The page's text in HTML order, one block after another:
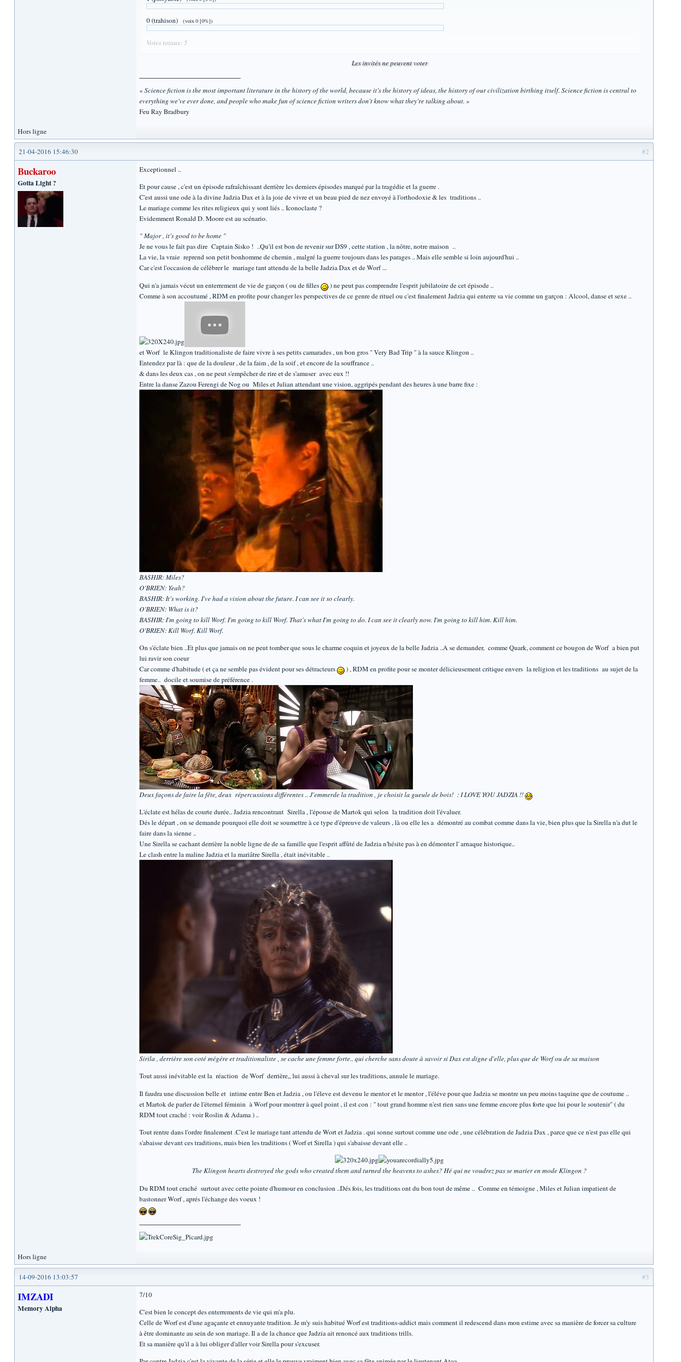
0 (trahison) (voix 0 [0%])
Votes totaux: 5
Les invités ne peuvent voter
« Science fiction is the most important literature in the history of the world, because it's the history of ideas, the history of our civilization birthing itself. Science fiction is central to
everything we've ever done, and people who make fun of science fiction writers don't know what they're talking about. »
Feu Ray Bradbury
Hors ligne
#2
21-04-2016 15:46:30
Buckaroo
Gotta Light ?
Exceptionnel ..
Et pour cause , c'est un épisode rafraîchissant derrière les derniers épisodes marqué par la tragédie et la guerre .
C'est aussi une ode à la divine Jadzia Dax et à la joie de vivre et un beau pied de nez envoyé à l'orthodoxie & les traditions ..
Le mariage comme les rites religieux qui y sont liés .. Iconoclaste ?
Evidemment Ronald D. Moore est au scénario.
" Major , it's good to be home "
Je ne vous le fait pas dire Captain Sisko ! ..Qu'il est bon de revenir sur DS9 , cette station , la nôtre, notre maison ..
La vie, la vraie reprend son petit bonhomme de chemin , malgré la guerre toujours dans les parages .. Mais elle semble si loin aujourd'hui ..
Car c'est l'occasion de célèbrer le mariage tant attendu de la belle Jadzia Dax et de Worf ...
Qui n'a jamais vécut un enterrement de vie de garçon ( ou de filles
) ne peut pas comprendre l'esprit jubilatoire de cet épisode ..
Comme à son accoutumé , RDM en profite pour changer les perspectives de ce genre de rituel ou c'est finalement Jadzia qui enterre sa vie comme un garçon : Alcool, danse et sexe ..
et Worf le Klingon traditionaliste de faire vivre à ses petits camarades , un bon gros " Very Bad Trip " à la sauce Klingon ..
Entendez par là : que de la douleur , de la faim , de la soif , et encore de la souffrance ..
& dans les deux cas , on ne peut s'empêcher de rire et de s'amuser avec eux !!
Entre la danse Zazou Ferengi de Nog ou Miles et Julian attendant une vision, aggripés pendant des heures à une barre fixe :
BASHIR: Miles?
O'BRIEN: Yeah?
BASHIR: It's working. I've had a vision about the future. I can see it so clearly.
O'BRIEN: What is it?
BASHIR: I'm going to kill Worf. I'm going to kill Worf. That's what I'm going to do. I can see it clearly now. I'm going to kill him. Kill him.
O'BRIEN: Kill Worf. Kill Worf.
On s'éclate bien ..Et plus que jamais on ne peut tomber que sous le charme coquin et joyeux de la belle Jadzia ..A se demander, comme Quark, comment ce bougon de Worf a bien put
lui ravir son coeur
Car comme d'habitude ( et ça ne semble pas évident pour ses détracteurs
) , RDM en profite pour se monter délicieusement critique envers la religion et les traditions au sujet de la
femme.. docile et soumise de préférence .
Deux façons de faire la fête, deux répercussions différentes .. J'emmerde la tradition , je choisit la gueule de bois! : I LOVE YOU JADZIA !!
L'éclate est hélas de courte durée.. Jadzia rencontrant Sirella , l'épouse de Martok qui selon la tradition doit l'évaluer.
Dés le départ , on se demande pourquoi elle doit se soumettre à ce type d'épreuve de valeurs , là ou elle les a démontré au combat comme dans la vie, bien plus que la Sirella n'a dut le
faire dans la sienne ..
Une Sirella se cachant derrière la noble ligne de de sa famille que l'esprit affûté de Jadzia n'hésite pas à en démonter l' arnaque historique..
Le clash entre la maline Jadzia et la mariâtre Sirella , était inévitable ..
Sirila , derrière son coté mégére et traditionaliste , se cache une femme forte.. qui cherche sans doute à savoir si Dax est digne d'elle, plus que de Worf ou de sa maison
Tout aussi inévitable est la réaction de Worf derrière,, lui aussi à cheval sur les traditions, annule le mariage.
Il faudra une discussion belle et intime entre Ben et Jadzia , ou l'éleve est devenu le mentor et le mentor , l'éléve pour que Jadzia se montre un peu moins taquine que de coutume ..
et Martok de parler de l'éternel féminin à Worf pour montrer à quel point , il est con : " tout grand homme n'est rien sans une femme encore plus forte que lui pour le soutenir" ( du
RDM tout craché : voir Roslin & Adama ) ..
Tout rentre dans l'ordre finalement .C'est le mariage tant attendu de Wort et Jadzia . qui sonne surtout comme une ode , une célébration de Jadzia Dax , parce que ce n'est pas elle qui
s'abaisse devant ces traditions, mais bien les traditions ( Worf et Sirella ) qui s'abaisse devant elle ..
The Klingon hearts destroyed the gods who created them and turned the heavens to ashes? Hé qui ne voudrez pas se marier en mode Klingon ?
Du RDM tout craché surtout avec cette pointe d'humour en conclusion ..Dés fois, les traditions ont du bon tout de même .. Comme en témoigne , Miles et Julian impatient de
bastonner Worf , aprés l'échange des voeux !
Hors ligne
#3
14-09-2016 13:03:57
IMZADI
Memory Alpha
7/10
C'est bien le concept des enterrements de vie qui m'a plu.
Celle de Worf est d'une agaçante et ennuyante tradition. Je m'y suis habitué Worf est traditions-addict mais comment il redescend dans mon estime avec sa manière de forcer sa culture
à être dominante au sein de son mariage. Il a de la chance que Jadzia ait renoncé aux traditions trills.
Et sa manière qu'il a à lui obliger d'aller voir Sirella pour s'excuser.